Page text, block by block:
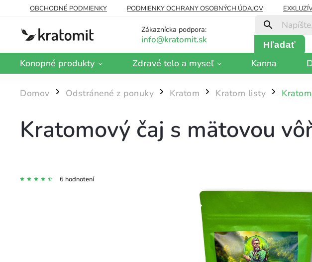
OBCHODNÉ PODMIENKY PODMIENKY OCHRANY OSOBNÝCH ÚDAJOV
Zákaznícka podpora:
Hľadať
Konopné produkty Zdravé telo a myseľ Kanna
Domov / Odstránené z ponuky / Kratom / Kratom listy /
Kratomový čaj s mätovou
6 hodnotení